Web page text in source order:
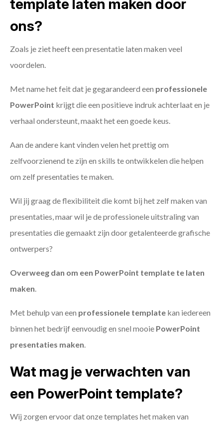
template laten maken door
ons?
Zoals je ziet heeft een presentatie laten maken veel
voordelen.
Met name het feit dat je gegarandeerd een professionele
PowerPoint krijgt die een positieve indruk achterlaat en je
verhaal ondersteunt, maakt het een goede keus.
Aan de andere kant vinden velen het prettig om
zelfvoorzienend te zijn en skills te ontwikkelen die helpen
om zelf presentaties te maken.
Wil jij graag de flexibiliteit die komt bij het zelf maken van
presentaties, maar wil je de professionele uitstraling van
presentaties die gemaakt zijn door getalenteerde grafische
ontwerpers?
Overweeg dan om een PowerPoint template te laten
maken.
Met behulp van een professionele template kan iedereen
binnen het bedrijf eenvoudig en snel mooie PowerPoint
presentaties maken.
Wat mag je verwachten van
een PowerPoint template?
Wij zorgen ervoor dat onze templates het maken van